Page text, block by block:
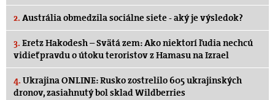
2. Austrália obmedzila sociálne siete - aký je výsledok?
3. Eretz Hakodesh – Svätá zem: Ako niektorí ľudia nechcú
vidieť pravdu o útoku teroristov z Hamasu na Izrael
4. Ukrajina ONLINE: Rusko zostrelilo 605 ukrajinských
dronov, zasiahnutý bol sklad Wildberries